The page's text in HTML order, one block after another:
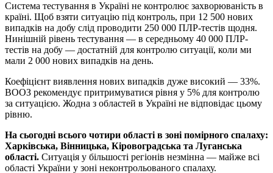
Система тестування в Україні не контролює захворюваність в
країні. Щоб взяти ситуацію під контроль, при 12 500 нових
випадків на добу слід проводити 250 000 ПЛР-тестів щодня.
Нинішній рівень тестування — в середньому 40 000 ПЛР-
тестів на добу — достатній для контролю ситуації, коли ми
мали 2 000 нових випадків на день.
Коефіцієнт виявлення нових випадків дуже високий — 33%.
ВООЗ рекомендує притримуватися рівня у 5% для контролю
за ситуацією. Жодна з областей в Україні не відповідає цьому
рівню.
На сьогодні всього чотири області в зоні помірного спалаху:
Харківська, Вінницька, Кіровоградська та Луганська
області. Ситуація у більшості регіонів незмінна — майже всі
області України у зоні неконтрольованого спалаху.